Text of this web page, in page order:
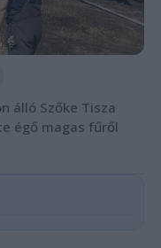
álló Szőke Tisza
égő magas fűről